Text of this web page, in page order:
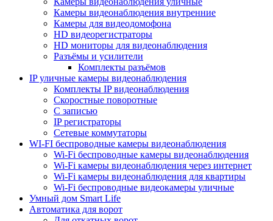
Камеры видеонаблюдения внутренние
Камеры для видеодомофона
HD видеорегистраторы
HD мониторы для видеонаблюдения
Разъёмы и усилители
Комплекты разъёмов
IP уличные камеры видеонаблюдения
Комплекты IP видеонаблюдения
Скоростные поворотные
С записью
IP регистраторы
Сетевые коммутаторы
WI-FI беспроводные камеры видеонаблюдения
Wi-Fi беспроводные камеры видеонаблюдения
Wi-Fi камеры видеонаблюдения через интернет
Wi-Fi камеры видеонаблюдения для квартиры
Wi-Fi беспроводные видеокамеры уличные
Умный дом Smart Life
Автоматика для ворот